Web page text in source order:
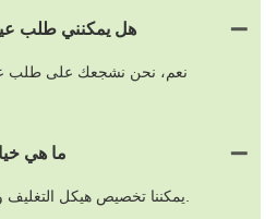
هل يمكنني طلب
نعم، نحن نشجعك على طلب
ما هي